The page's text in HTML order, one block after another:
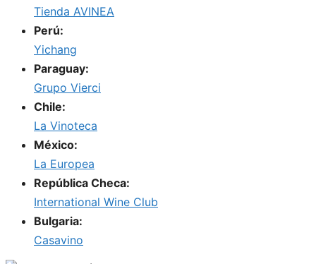
Tienda AVINEA
Perú:
Yichang
Paraguay:
Grupo Vierci
Chile:
La Vinoteca
México:
La Europea
República Checa:
International Wine Club
Bulgaria:
Casavino